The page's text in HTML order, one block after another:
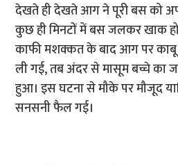
देखते ही देखते आग ने पूरी बस को
कुछ ही मिनटों में बस जलकर खाक
काफी मशक्कत के बाद आग पर काबू
ली गई, तब अंदर से मासूम बच्चे का
हुआ। इस घटना से मौके पर मौजूद
सनसनी फैल गई।